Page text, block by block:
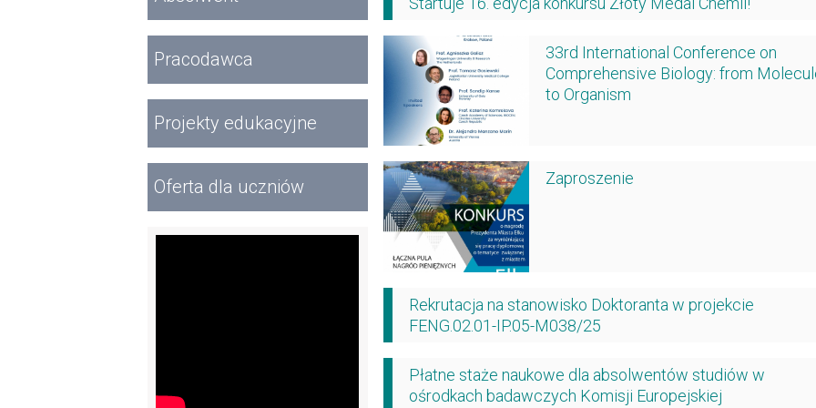
Pracodawca
Projekty edukacyjne
Oferta dla uczniów
33rd International Conference on
Comprehensive Biology: from
to Organism
Zaproszenie
Rekrutacja na stanowisko Doktoranta w projekcie
FENG.02.01-IP.05-M038/25
Płatne staże naukowe dla absolwentów studiów w
ośrodkach badawczych Komisji Europejskiej